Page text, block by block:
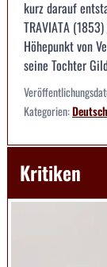
kurz darauf
TRAVIATA
Höhepunkt von
seine Tochter
Kategorien:
Kritiken